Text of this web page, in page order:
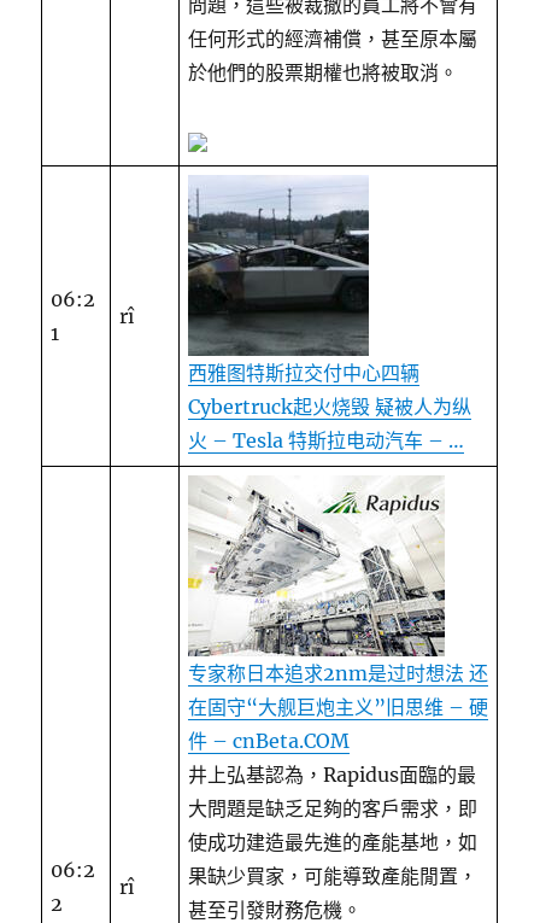
問題，這些被裁撤的員工將不會有
任何形式的經濟補償，甚至原本屬
於他們的股票期權也將被取消。
06:2
1
rî
西雅图特斯拉交付中心四辆
Cybertruck起火烧毁 疑被人为纵
火 – Tesla 特斯拉电动汽车 – …
06:2
2
rî
专家称日本追求2nm是过时想法 还
在固守“大舰巨炮主义”旧思维 – 硬
件 – cnBeta.COM
井上弘基認為，Rapidus面臨的最
大問題是缺乏足夠的客戶需求，即
使成功建造最先進的產能基地，如
果缺少買家，可能導致產能閒置，
甚至引發財務危機。